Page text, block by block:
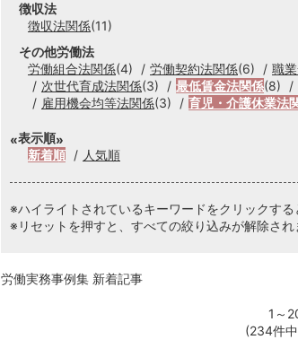
徴収法
徴収法関係(11)
その他労働法
労働組合法関係(4) 労働契約法関係(6) 職
次世代育成法関係(3) 最低賃金法関係(8)
雇用機会均等法関係(3) 育児・介護休業法
表示順
新着順
人気順
※ハイライトされているキーワードをクリックする
※リセットを押すと、すべての絞り込みが解除され
労働実務事例集 新着記事
1～
(234件